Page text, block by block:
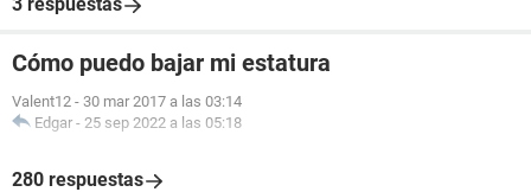
Cómo puedo bajar mi estatura
Valent12 - 30 mar 2017 a las 03:14
Edgar - 25 sep 2022 a las 05:18
280 respuestas